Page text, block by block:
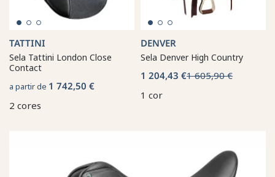
TATTINI
Sela Tattini London Close
Contact
a partir de 1 742,50 €
2 cores
DENVER
Sela Denver High Country
1 204,43 €1 605,90 €
1 cor